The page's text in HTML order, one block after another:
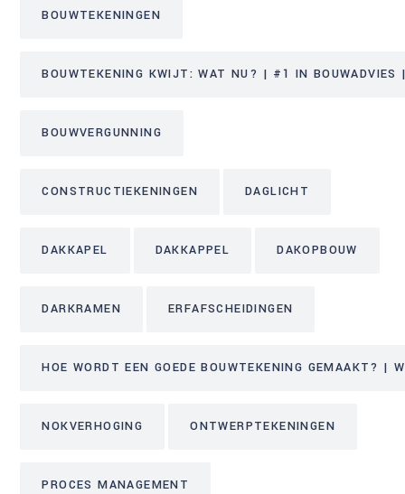
BOUWTEKENINGEN
BOUWTEKENING KWIJT: WAT NU? | #1 IN BOUWADVIES
BOUWVERGUNNING
CONSTRUCTIEKENINGEN DAGLICHT
DAKKAPEL DAKKAPPEL DAKOPBOUW
DARKRAMEN ERFAFSCHEIDINGEN
HOE WORDT EEN GOEDE BOUWTEKENING GEMAAKT? |
NOKVERHOGING ONTWERPTEKENINGEN
PROCES MANAGEMENT